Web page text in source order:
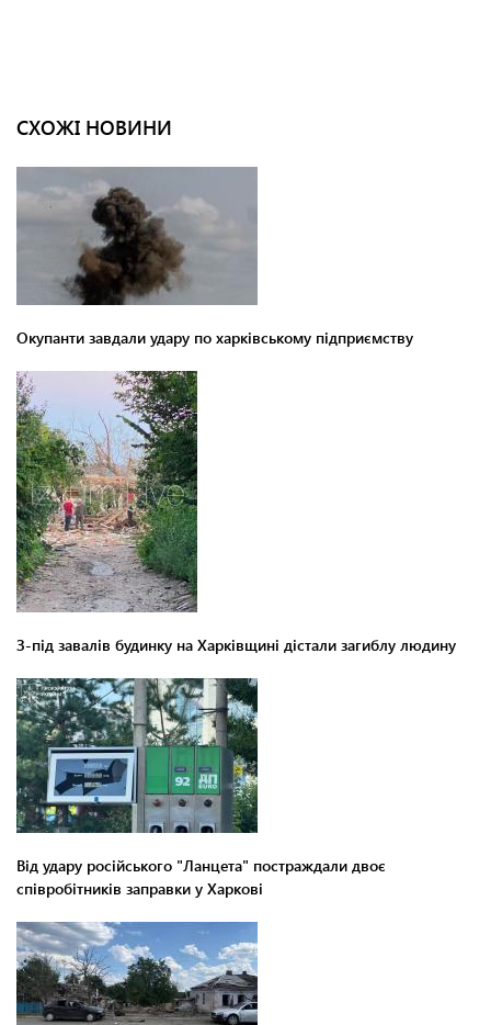
СХОЖІ НОВИНИ
Окупанти завдали удару по харківському підприємству
З-під завалів будинку на Харківщині дістали загиблу людину
Від удару російського "Ланцета" постраждали двоє
співробітників заправки у Харкові